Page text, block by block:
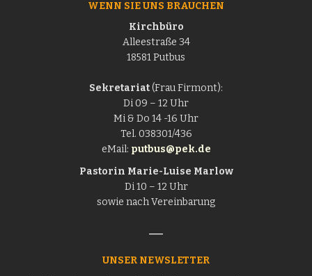
WENN SIE UNS BRAUCHEN
Kirchbüro
Alleestraße 34
18581 Putbus
Sekretariat(Frau Firmont):
Di 09 – 12 Uhr
Mi & Do 14 -16 Uhr
Tel. 038301/436
eMail: putbus@pek.de
Pastorin Marie-Luise Marlow
Di 10 – 12 Uhr
sowie nach Vereinbarung
UNSER NEWSLETTER